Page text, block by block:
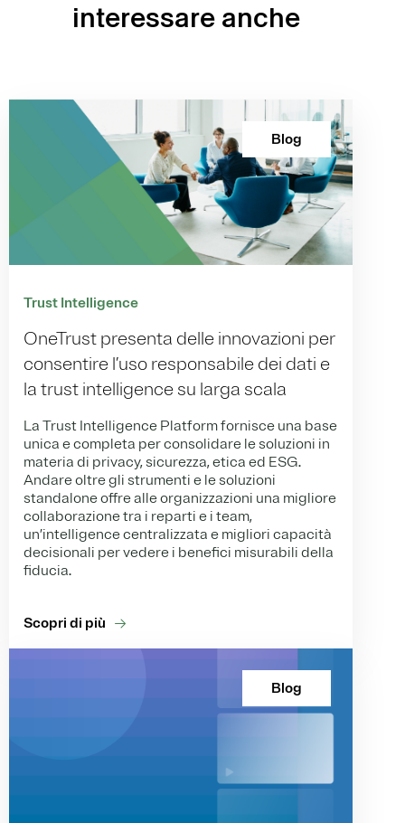
interessare anche
Blog
Trust Intelligence
OneTrust presenta delle innovazioni per
consentire l’uso responsabile dei dati e
la trust intelligence su larga scala
La Trust Intelligence Platform fornisce una base
unica e completa per consolidare le soluzioni in
materia di privacy, sicurezza, etica ed ESG.
Andare oltre gli strumenti e le soluzioni
standalone offre alle organizzazioni una migliore
collaborazione tra i reparti e i team,
un’intelligence centralizzata e migliori capacità
decisionali per vedere i benefici misurabili della
fiducia.
Scopri di più
Blog